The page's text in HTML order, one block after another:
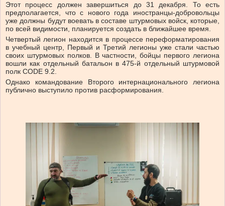
Этот процесс должен завершиться до 31 декабря. То есть
предполагается, что с нового года иностранцы-добровольцы
уже должны будут воевать в составе штурмовых войск, которые,
по всей видимости, планируется создать в ближайшее время.
Четвертый легион находится в процессе переформатирования
в учебный центр, Первый и Третий легионы уже стали частью
своих штурмовых полков. В частности, бойцы первого легиона
вошли как отдельный батальон в 475-й отдельный штурмовой
полк CODE 9.2.
Однако командование Второго интернационального легиона
публично выступило против расформирования.